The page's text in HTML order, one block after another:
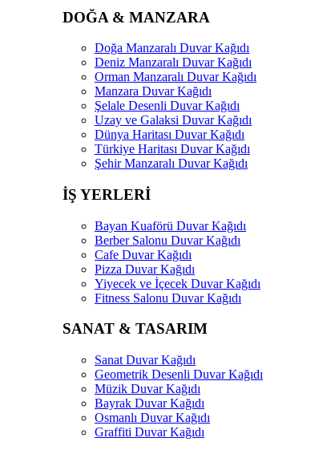
DOĞA & MANZARA
Doğa Manzaralı Duvar Kağıdı
Deniz Manzaralı Duvar Kağıdı
Orman Manzaralı Duvar Kağıdı
Manzara Duvar Kağıdı
Şelale Desenli Duvar Kağıdı
Uzay ve Galaksi Duvar Kağıdı
Dünya Haritası Duvar Kağıdı
Türkiye Haritası Duvar Kağıdı
Şehir Manzaralı Duvar Kağıdı
İŞ YERLERİ
Bayan Kuaförü Duvar Kağıdı
Berber Salonu Duvar Kağıdı
Cafe Duvar Kağıdı
Pizza Duvar Kağıdı
Yiyecek ve İçecek Duvar Kağıdı
Fitness Salonu Duvar Kağıdı
SANAT & TASARIM
Sanat Duvar Kağıdı
Geometrik Desenli Duvar Kağıdı
Müzik Duvar Kağıdı
Bayrak Duvar Kağıdı
Osmanlı Duvar Kağıdı
Graffiti Duvar Kağıdı